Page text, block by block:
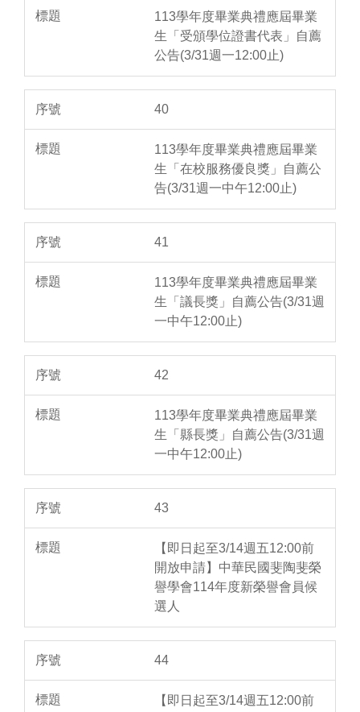
113學年度畢業典禮應屆畢業
生「受頒學位證書代表」自薦
公告(3/31週一12:00止)
40
113學年度畢業典禮應屆畢業
生「在校服務優良獎」自薦公
告(3/31週一中午12:00止)
41
113學年度畢業典禮應屆畢業
生「議長獎」自薦公告(3/31週
一中午12:00止)
42
113學年度畢業典禮應屆畢業
生「縣長獎」自薦公告(3/31週
一中午12:00止)
43
【即日起至3/14週五12:00前
開放申請】中華民國斐陶斐榮
譽學會114年度新榮譽會員候
選人
44
【即日起至3/14週五12:00前